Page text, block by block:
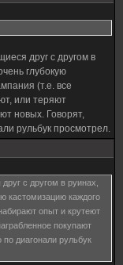
друг с другом в
глубокую
(т.е. все
или теряют
новых. Говорят,
рульбук просмотрел.
с другом в руинах,
кастомизацию каждого
опыт и крутеют
покупают
диагонали рульбук